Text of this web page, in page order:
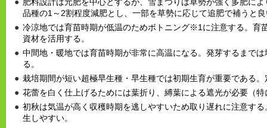
品種の1～2割程度減肥とし、一部を草勢に応じて追肥で補うと
冷涼地では育苗時期が低温のためボトニング※1に注意する。育
資材を活用する。
中間地・暖地では育苗時期が非常に高温になる。発芽するまで
る。
栽培期間が短い超極早生種・早生種では初期生育が重要である
花蕾を白く仕上げるためには葉折り、縛葉による遮光が必要（
初秋は気温が高く収穫時期を逃しやすいため取り遅れに注意す
生しやすい。